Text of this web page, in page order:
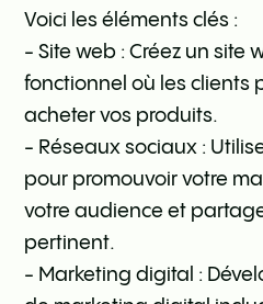
Voici les éléments clés :
- Site web : Créez un site
fonctionnel où les clients
acheter vos produits.
- Réseaux sociaux :
pour promouvoir votre
votre audience et
pertinent.
- Marketing digital :